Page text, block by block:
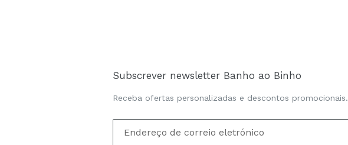
Subscrever newsletter Banho ao Binho
Receba ofertas personalizadas e descontos promocionais.